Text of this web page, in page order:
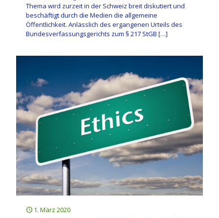
Thema wird zurzeit in der Schweiz breit diskutiert und
beschäftigt durch die Medien die allgemeine
Öffentlichkeit. Anlässlich des ergangenen Urteils des
Bundesverfassungsgerichts zum § 217 StGB […]
1. März 2020